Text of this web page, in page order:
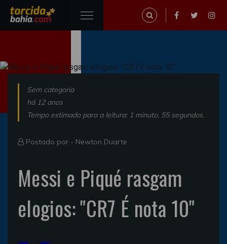
Sem categoria
há 12 anos
Tempo estimado para a leitura: 1 minuto, 55 segundos.
Postado por - Newton Duarte
Messi e Piqué rasgam
elogios: "CR7 É nota 10"